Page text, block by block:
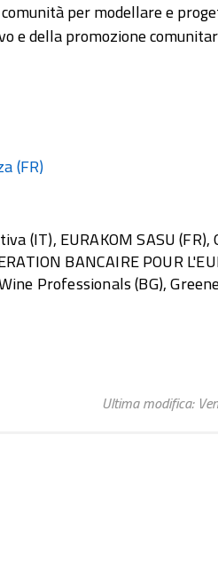
per modellare e
e della promozione
(FR)
(IT), EURAKOM SASU (FR),
BANCAIRE POUR
Professionals (BG),
Ultima modifica: